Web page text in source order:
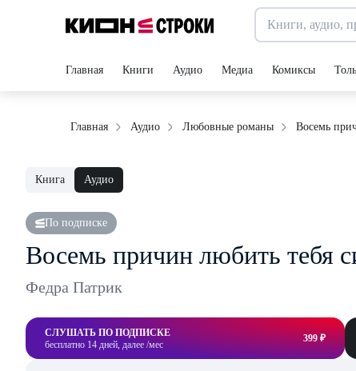
Главная Книги Аудио Медиа Комиксы
Главная Аудио Любовные романы Восемь
Книга Аудио
По подписке
Восемь причин любить тебя
Федра Патрик
СЛУШАТЬ ПО ПОДПИСКЕ
бесплатно 14 дней, далее /мес
399 ₽